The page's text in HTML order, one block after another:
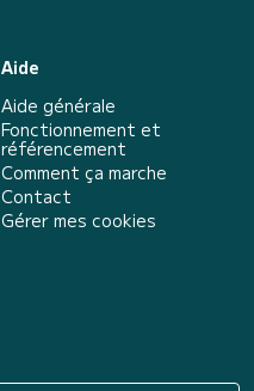
Aide
Aide générale
Fonctionnement et
référencement
Comment ça marche
Contact
Gérer mes cookies